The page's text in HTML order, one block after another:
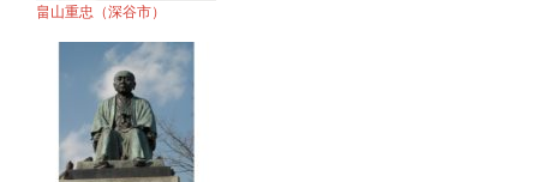
畠山重忠（深谷市）